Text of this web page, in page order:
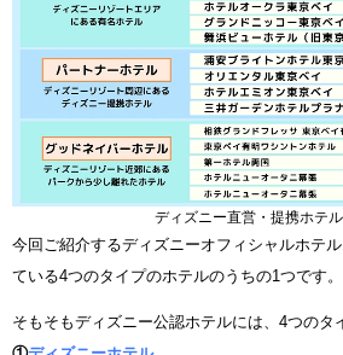
ディズニー直営・提携ホテ
今回ご紹介するディズニーオフィシャルホテ
ている4つのタイプのホテルのうちの1つです。
そもそもディズニー公認ホテルには、4つのタ